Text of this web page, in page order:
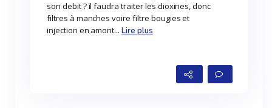
son debit ? il faudra traiter les dioxines, donc
filtres à manches voire filtre bougies et
injection en amont...Lire plus